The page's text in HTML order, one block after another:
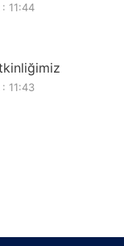
: 11:44
: 11:43